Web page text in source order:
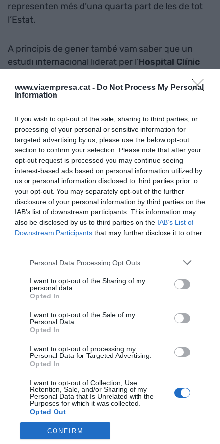
www.viaempresa.cat - Do Not Process My Personal
Information
If you wish to opt-out of the sale, sharing to third parties, or
processing of your personal or sensitive information for
targeted advertising by us, please use the below opt-out
section to confirm your selection. Please note that after your
opt-out request is processed you may continue seeing
interest-based ads based on personal information utilized by
us or personal information disclosed to third parties prior to
your opt-out. You may separately opt-out of the further
disclosure of your personal information by third parties on the
IAB’s list of downstream participants. This information may
also be disclosed by us to third parties on the IAB’s List of
Downstream Participants that may further disclose it to other
Personal Data Processing Opt Outs
I want to opt-out of the Sharing of my
personal data.
Opted In
I want to opt-out of the Sale of my
Personal Data.
Opted In
I want to opt-out of processing my
Personal Data for Targeted Advertising.
Opted In
I want to opt-out of Collection, Use,
Retention, Sale, and/or Sharing of my
Personal Data that Is Unrelated with the
Purposes for which it was collected.
Opted Out
CONFIRM
representen més d’una quarta part de les de tot
l’Estat.
A principis de gener també vam saber que un
estudi internacional liderat per l’Hospital Clínic
redueix un 35% la progressió de determinats
més del 3% de la producció científica d’Europa
(tot i representar només l’1,5% de la població). Tot
plegat configura un sistema sanitari excepcional
que ens proporciona, entre altres coses, una
esperança de vida de 83,4 anys, que és de les
més altes del món.
Aquest any, Catalunya es convertirà en laRegió
Mundial de la Gastronomia, cosa que no havia
aconseguit abans cap altre emplaçament
d’Europa, i que és fruit de molts anys de bona
feina de tot el sector de la restauració. La
indústria audiovisual catalana també està
d’enhorabona perquè s’acaben de batre tots els
rècords de venda d’entrades de films de
producció pròpia, i la música en català s’ha sumat
a la festa polvoritzant les xifres de facturació,
"Reivindicar l’alegria no
significa ignorar els
problemes ni caure en la
ingenuïtat, sinó reconèixer